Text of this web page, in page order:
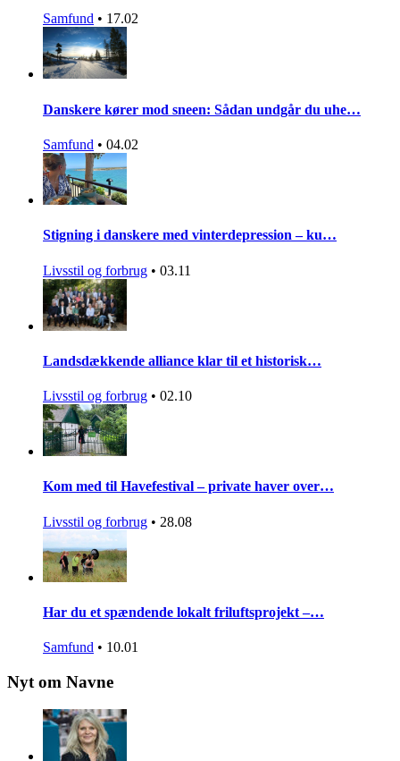
Samfund • 17.02
Danskere kører mod sneen: Sådan undgår du uhe…
Samfund • 04.02
Stigning i danskere med vinterdepression – ku…
Livsstil og forbrug • 03.11
Landsdækkende alliance klar til et historisk…
Livsstil og forbrug • 02.10
Kom med til Havefestival – private haver over…
Livsstil og forbrug • 28.08
Har du et spændende lokalt friluftsprojekt –…
Samfund • 10.01
Nyt om Navne